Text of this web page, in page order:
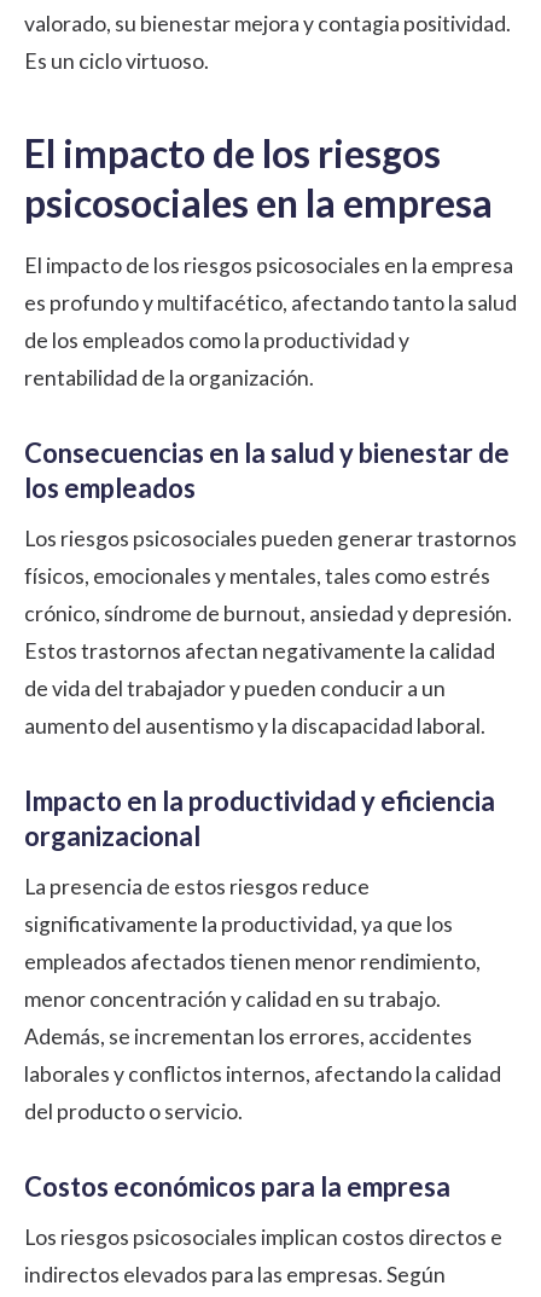
valorado, su bienestar mejora y contagia positividad.
Es un ciclo virtuoso.
El impacto de los riesgos
psicosociales en la empresa
El impacto de los riesgos psicosociales en la empresa
es profundo y multifacético, afectando tanto la salud
de los empleados como la productividad y
rentabilidad de la organización.
Consecuencias en la salud y bienestar de
los empleados
Los riesgos psicosociales pueden generar trastornos
físicos, emocionales y mentales, tales como estrés
crónico, síndrome de burnout, ansiedad y depresión.
Estos trastornos afectan negativamente la calidad
de vida del trabajador y pueden conducir a un
aumento del ausentismo y la discapacidad laboral.
Impacto en la productividad y eficiencia
organizacional
La presencia de estos riesgos reduce
significativamente la productividad, ya que los
empleados afectados tienen menor rendimiento,
menor concentración y calidad en su trabajo.
Además, se incrementan los errores, accidentes
laborales y conflictos internos, afectando la calidad
del producto o servicio.
Costos económicos para la empresa
Los riesgos psicosociales implican costos directos e
indirectos elevados para las empresas. Según